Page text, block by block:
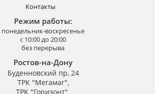
Контакты
Режим работы:
понедельник-воскресенье
с 10:00 до 20:00
без перерыва
Ростов-на-Дону
Буденновский пр, 24
ТРК "Мегамаг",
ТРК "Горизонт"